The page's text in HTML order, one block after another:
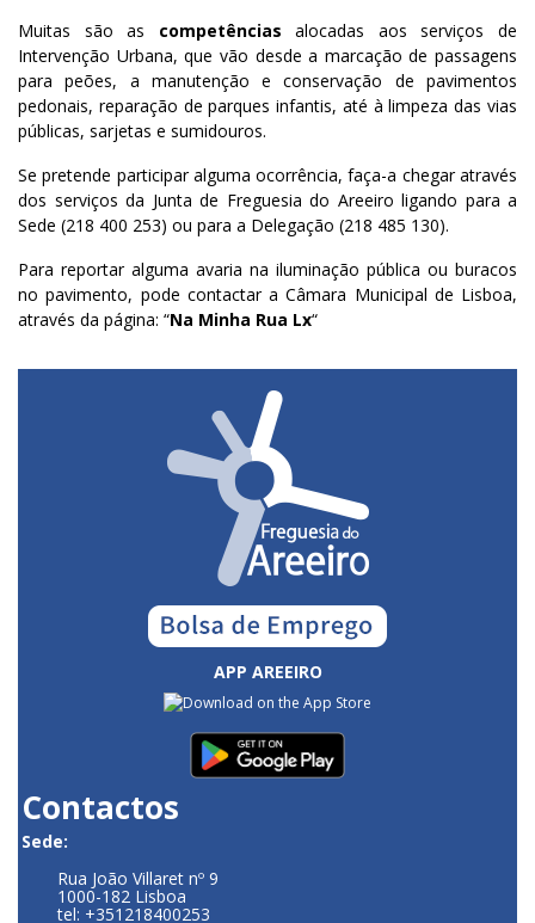
Muitas são as competências alocadas aos serviços de
Intervenção Urbana, que vão desde a marcação de passagens
para peões, a manutenção e conservação de pavimentos
pedonais, reparação de parques infantis, até à limpeza das vias
públicas, sarjetas e sumidouros.
Se pretende participar alguma ocorrência, faça-a chegar através
dos serviços da Junta de Freguesia do Areeiro ligando para a
Sede (218 400 253) ou para a Delegação (218 485 130).
Para reportar alguma avaria na iluminação pública ou buracos
no pavimento, pode contactar a Câmara Municipal de Lisboa,
através da página: “Na Minha Rua Lx“
APP AREEIRO
Contactos
Sede:
Rua João Villaret nº 9
1000-182 Lisboa
tel: +351218400253